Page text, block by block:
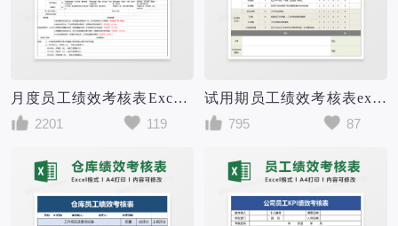
月度员工绩效考核表Excel模板
2201
119
试用期员工绩效考核表excel模板
795
87